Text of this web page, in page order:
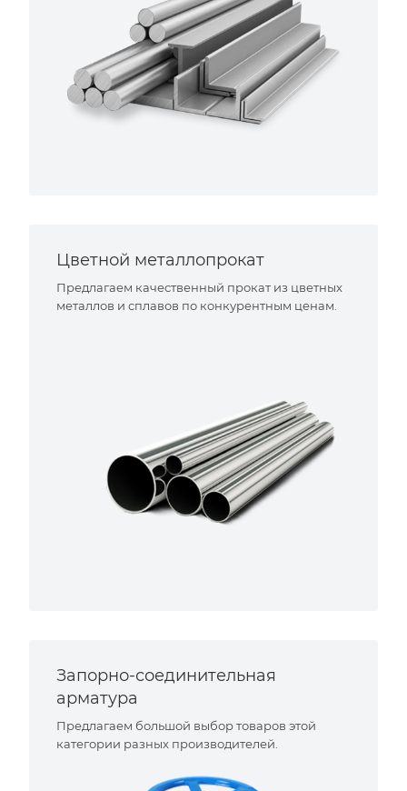
Цветной металлопрокат
Предлагаем качественный прокат из цветных
металлов и сплавов по конкурентным ценам.
Запорно-соединительная
арматура
Предлагаем большой выбор товаров этой
категории разных производителей.